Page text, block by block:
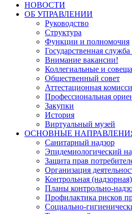
НОВОСТИ
ОБ УПРАВЛЕНИИ
Руководство
Структура
Функции и полномочия
Государственная
Внимание вакансии!
Коллегиальные и
Общественный совет
Аттестационная
Профессиональная
Закупки
История
Виртуальный музей
ОСНОВНЫЕ
Санитарный надзор
Эпидемиологический
Защита прав
Организация
Контрольная
Планы контрольно-
Профилактика рисков
Социально-